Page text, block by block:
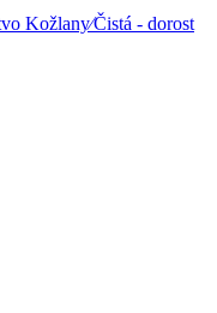
Kožlany⁄Čistá - dorost